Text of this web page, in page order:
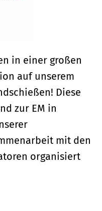
in einer großen
auf unserem
Diese
zur EM in
mit den
organisiert